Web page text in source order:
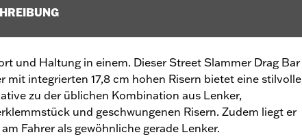
und Haltung in einem. Dieser Street Slammer Drag Bar
mit integrierten 17,8 cm hohen Risern bietet eine stilvolle
zu der üblichen Kombination aus Lenker,
und geschwungenen Risern. Zudem liegt er
Fahrer als gewöhnliche gerade Lenker.